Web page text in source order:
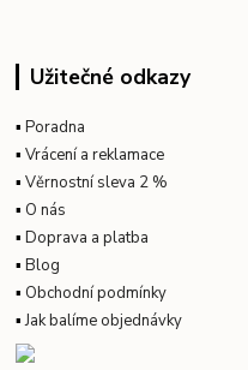
Užitečné odkazy
▪Poradna
▪Vrácení a reklamace
▪Věrnostní sleva 2 %
▪ O nás
▪Doprava a platba
▪Blog
▪ Obchodní podmínky
▪Jak balíme objednávky